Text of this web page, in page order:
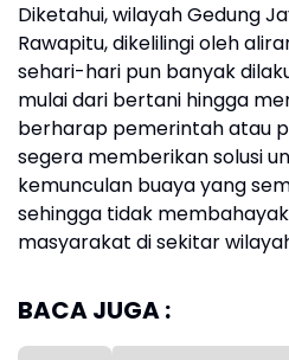
Diketahui, wilayah Gedung
Rawapitu, dikelilingi oleh
sehari-hari pun banyak
mulai dari bertani hingga
berharap pemerintah atau
segera memberikan solusi
kemunculan buaya yang
sehingga tidak
masyarakat di sekitar
BACA JUGA :